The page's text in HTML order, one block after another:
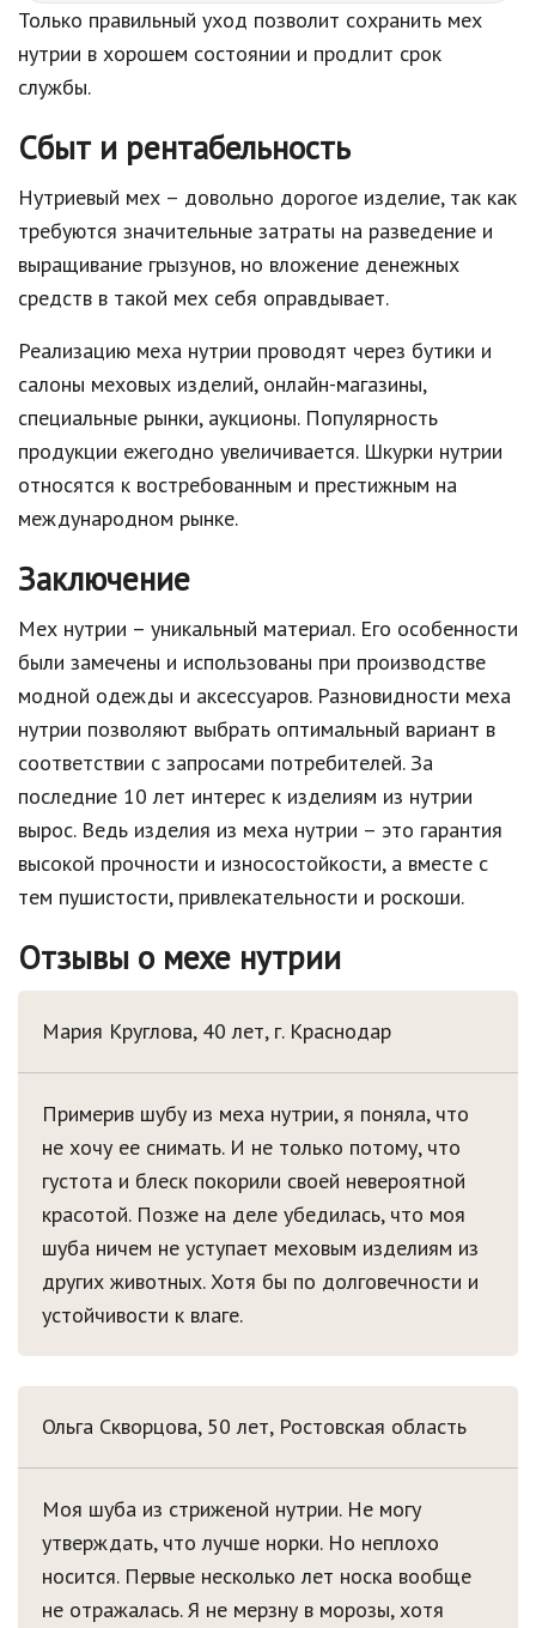
Только правильный уход позволит сохранить мех
нутрии в хорошем состоянии и продлит срок
службы.
Сбыт и рентабельность
Нутриевый мех – довольно дорогое изделие, так как
требуются значительные затраты на разведение и
выращивание грызунов, но вложение денежных
средств в такой мех себя оправдывает.
Реализацию меха нутрии проводят через бутики и
салоны меховых изделий, онлайн-магазины,
специальные рынки, аукционы. Популярность
продукции ежегодно увеличивается. Шкурки нутрии
относятся к востребованным и престижным на
международном рынке.
Заключение
Мех нутрии – уникальный материал. Его особенности
были замечены и использованы при производстве
модной одежды и аксессуаров. Разновидности меха
нутрии позволяют выбрать оптимальный вариант в
соответствии с запросами потребителей. За
последние 10 лет интерес к изделиям из нутрии
вырос. Ведь изделия из меха нутрии – это гарантия
высокой прочности и износостойкости, а вместе с
тем пушистости, привлекательности и роскоши.
Отзывы о мехе нутрии
Мария Круглова, 40 лет, г. Краснодар
Примерив шубу из меха нутрии, я поняла, что
не хочу ее снимать. И не только потому, что
густота и блеск покорили своей невероятной
красотой. Позже на деле убедилась, что моя
шуба ничем не уступает меховым изделиям из
других животных. Хотя бы по долговечности и
устойчивости к влаге.
Ольга Скворцова, 50 лет, Ростовская область
Моя шуба из стриженой нутрии. Не могу
утверждать, что лучше норки. Но неплохо
носится. Первые несколько лет носка вообще
не отражалась. Я не мерзну в морозы, хотя